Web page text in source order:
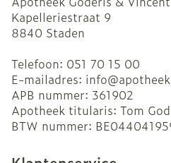
Kapelleriestraat 9
8840 Staden
Telefoon: 051 70 15 00
E-mailadres: info@
APB nummer: 361902
Apotheek titularis: Tom
BTW nummer: